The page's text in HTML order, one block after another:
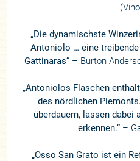
„Die dynamischste
Antoniolo … eine
Gattinaras“– Burton
„Antoniolos Flaschen
des nördlichen
überdauern, lassen dabei
erkennen.“–
„Osso San Grato ist ein